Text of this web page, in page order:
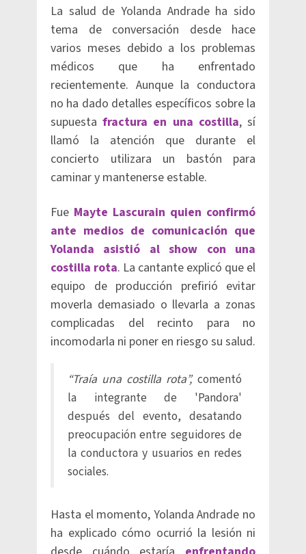
La salud de Yolanda Andrade ha sido
tema de conversación desde hace
varios meses debido a los problemas
médicos que ha enfrentado
recientemente. Aunque la conductora
no ha dado detalles específicos sobre la
supuesta fractura en una costilla, sí
llamó la atención que durante el
concierto utilizara un bastón para
caminar y mantenerse estable.
Fue Mayte Lascurain quien confirmó
ante medios de comunicación que
Yolanda asistió al show con una
costilla rota. La cantante explicó que el
equipo de producción prefirió evitar
moverla demasiado o llevarla a zonas
complicadas del recinto para no
incomodarla ni poner en riesgo su salud.
“Traía una costilla rota”,comentó
la integrante de 'Pandora'
después del evento, desatando
preocupación entre seguidores de
la conductora y usuarios en redes
sociales.
Hasta el momento, Yolanda Andrade no
ha explicado cómo ocurrió la lesión ni